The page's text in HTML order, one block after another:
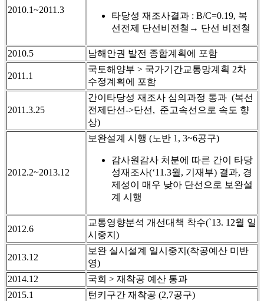
2010.1~2011.3
타당성 재조사결과 : B/C=0.19, 복
선전제 단선비전철→ 단선 비전철
2010.5 남해안권 발전 종합계획에 포함
2011.1
국토해양부 > 국가기간교통망계획 2차
수정계획에 포함
2011.3.25
간이타당성 재조사 심의과정 통과 (복선
전제단선->단선, 준고속선으로 속도 향
상)
2012.2~2013.12
보완설계 시행 (노반 1, 3~6공구)
감사원감사 처분에 따른 간이 타당
성재조사(‘11.3월, 기재부) 결과, 경
제성이 매우 낮아 단선으로 보완설
계 시행
2012.6
교통영향분석 개선대책 착수(`13. 12월 일
시중지)
2013.12
보완 실시설계 일시중지(착공예산 미반
영)
2014.12
국회 > 재착공 예산 통과
2015.1
턴키구간 재착공 (2,7공구)